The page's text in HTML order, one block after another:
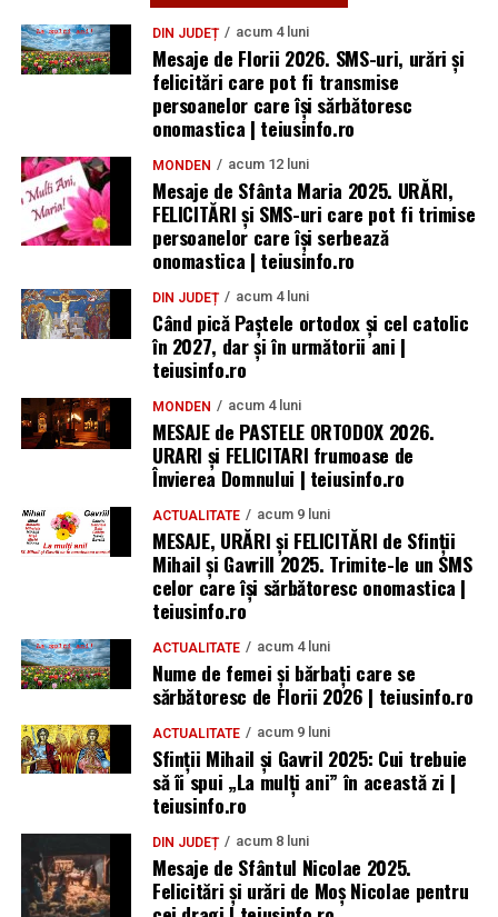
DIN JUDEȚ acum 4 luni
Mesaje de Florii 2026. SMS-uri, urări și
felicitări care pot fi transmise
persoanelor care îşi sărbătoresc
onomastica | teiusinfo.ro
MONDEN acum 12 luni
Mesaje de Sfânta Maria 2025. URĂRI,
FELICITĂRI și SMS-uri care pot fi trimise
persoanelor care își serbează
onomastica | teiusinfo.ro
DIN JUDEȚ acum 4 luni
Când pică Paștele ortodox și cel catolic
în 2027, dar și în următorii ani |
teiusinfo.ro
MONDEN acum 4 luni
MESAJE de PASTELE ORTODOX 2026.
URARI și FELICITARI frumoase de
Învierea Domnului | teiusinfo.ro
ACTUALITATE acum 9 luni
MESAJE, URĂRI și FELICITĂRI de Sfinții
Mihail și Gavrill 2025. Trimite-le un SMS
celor care își sărbătoresc onomastica |
teiusinfo.ro
ACTUALITATE acum 4 luni
Nume de femei și bărbați care se
sărbătoresc de Florii 2026 | teiusinfo.ro
ACTUALITATE acum 9 luni
Sfinții Mihail și Gavril 2025: Cui trebuie
să îi spui „La mulţi ani” în această zi |
teiusinfo.ro
DIN JUDEȚ acum 8 luni
Mesaje de Sfântul Nicolae 2025.
Felicitări și urări de Moș Nicolae pentru